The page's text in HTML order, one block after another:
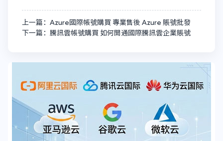
上一篇：Azure國際帳號購買 專業售後 Azure 賬號批發
下一篇：騰訊雲帳號購買 如何開通國際騰訊雲企業賬號